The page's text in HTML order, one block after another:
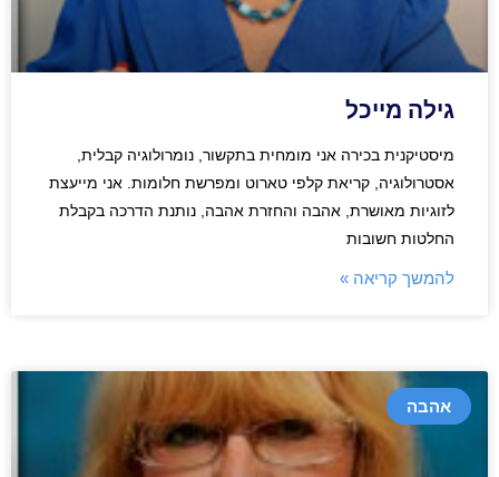
גילה מייכל
מיסטיקנית בכירה אני מומחית בתקשור, נומרולוגיה קבלית,
אסטרולוגיה, קריאת קלפי טארוט ומפרשת חלומות. אני מייעצת
לזוגיות מאושרת, אהבה והחזרת אהבה, נותנת הדרכה בקבלת
החלטות חשובות
להמשך קריאה »
אהבה